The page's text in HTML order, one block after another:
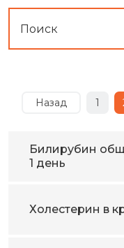
Назад 1
Билирубин
1 день
Холестерин в